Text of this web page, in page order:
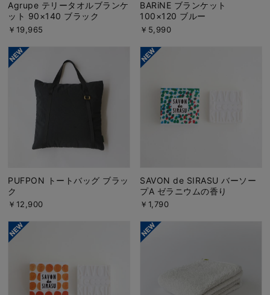
Agrupe テリータオルブランケ
ット 90×140 ブラック
￥19,965
BARiNE ブランケット
100×120 ブルー
￥5,990
PUFPON トートバッグ ブラッ
ク
￥12,900
SAVON de SIRASU バーソー
プA ゼラニウムの香り
￥1,790